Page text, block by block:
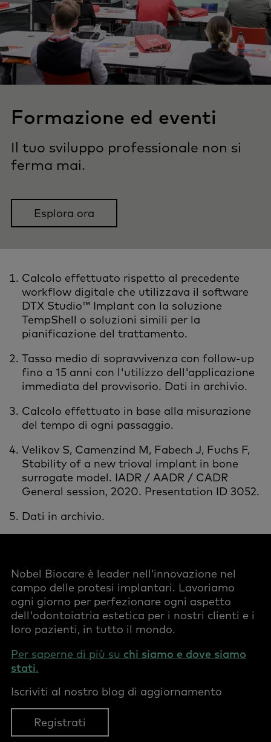
Formazione ed eventi
Il tuo sviluppo professionale non si
ferma mai.
Esplora ora
Calcolo effettuato rispetto al precedente
workflow digitale che utilizzava il software
DTX Studio™ Implant con la soluzione
TempShell o soluzioni simili per la
pianificazione del trattamento.
Tasso medio di sopravvivenza con follow-up
fino a 15 anni con l'utilizzo dell'applicazione
immediata del provvisorio. Dati in archivio.
Calcolo effettuato in base alla misurazione
del tempo di ogni passaggio.
Velikov S, Camenzind M, Fabech J, Fuchs F,
Stability of a new trioval implant in bone
surrogate model. IADR / AADR / CADR
General session, 2020. Presentation ID 3052.
Dati in archivio.
Nobel Biocare è leader nell’innovazione nel
campo delle protesi implantari. Lavoriamo
ogni giorno per perfezionare ogni aspetto
dell'odontoiatria estetica per i nostri clienti e i
loro pazienti, in tutto il mondo.
Per saperne di più su chi siamo e dove siamo
stati.
Iscriviti al nostro blog di aggiornamento
Registrati